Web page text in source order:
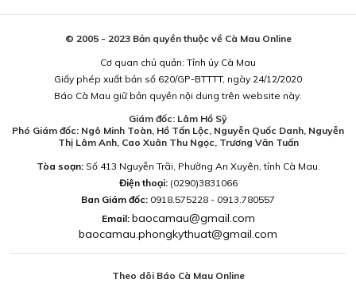
© 2005 - 2023 Bản quyền thuộc về Cà Mau Online
Cơ quan chủ quản: Tỉnh ủy Cà Mau
Giấy phép xuất bản số 620/GP-BTTTT, ngày 24/12/2020
Báo Cà Mau giữ bản quyền nội dung trên website này.
Giám đốc: Lâm Hồ Sỹ
Phó Giám đốc: Ngô Minh Toàn, Hồ Tấn Lộc, Nguyễn Quốc Danh, Nguyễn
Thị Lâm Anh, Cao Xuân Thu Ngọc, Trương Văn Tuấn
Tòa soạn:Số 413 Nguyễn Trãi, Phường An Xuyên, tỉnh Cà Mau.
Điện thoại: (0290)3831066
Ban Giám đốc: 0918.575228 - 0913.780557
Email: baocamau@gmail.com
baocamau.phongkythuat@gmail.com
Theo dõi Báo Cà Mau Online